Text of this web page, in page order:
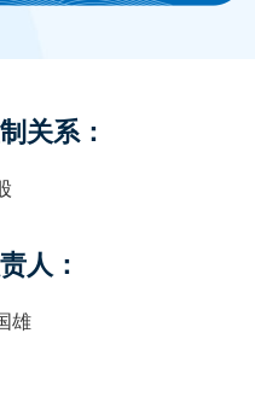
关系：
人：
雄